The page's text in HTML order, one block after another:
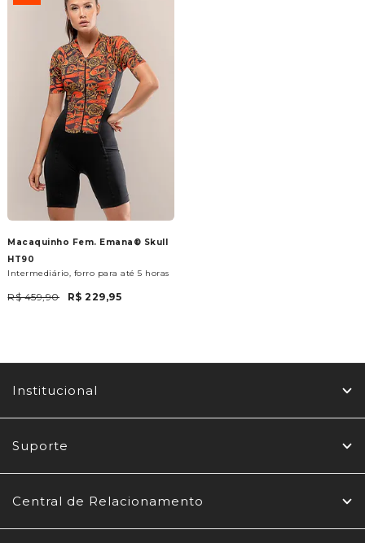
Macaquinho Fem. Emana® Skull
HT90
Intermediário, forro para até 5 horas
R$ 459,90 R$ 229,95
Institucional
Suporte
Central de Relacionamento